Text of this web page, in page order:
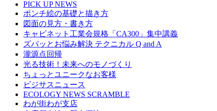
PICK UP NEWS
ポンチ絵の基礎と描き方
図面の見方・書き方
キャビネット工業会規格「CA300」集中講義
ズバッとお悩み解決 テクニカル Q and A
瀧源点回帰
光る技術！未来へのモノづくり
ちょっとユニークなお客様
ビジサスニュース
ECOLOGY NEWS SCRAMBLE
わが街わが支店